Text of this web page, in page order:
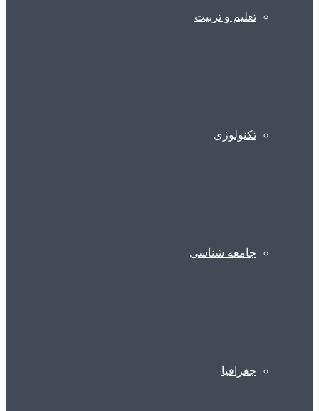
تعلیم و تربیت
تکنولوژی
جامعه شناسی
جغرافیا